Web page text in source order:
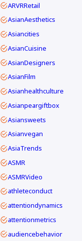
ARVRRetail
AsianAesthetics
Asiancities
AsianCuisine
AsianDesigners
AsianFilm
Asianhealthculture
Asianpeargiftbox
Asiansweets
Asianvegan
AsiaTrends
ASMR
ASMRVideo
athleteconduct
attentiondynamics
attentionmetrics
audiencebehavior